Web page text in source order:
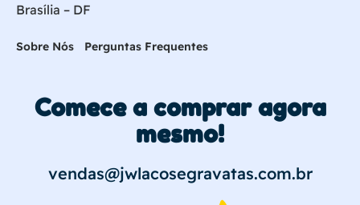
Brasília – DF
Sobre Nós Perguntas Frequentes
Comece a comprar agora
mesmo!
vendas@jwlacosegravatas.com.br